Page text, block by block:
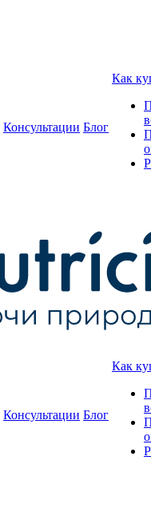
Консультации Блог
Как
Консультации Блог
Как